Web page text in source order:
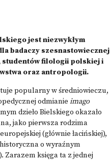
jest niezwykłym
badaczy szesnastowiecznej
filologii polskiej i
oraz antropologii.
popularny w średniowieczu,
odmianie imago
dzieło Bielskiego okazało
jako pierwsza rodzima
(głównie łacińskiej),
o wyraźnym
Zarazem księga ta z jednej